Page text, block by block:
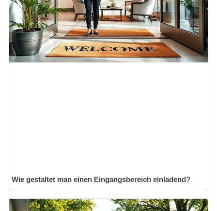
Wie gestaltet man einen Eingangsbereich einladend?